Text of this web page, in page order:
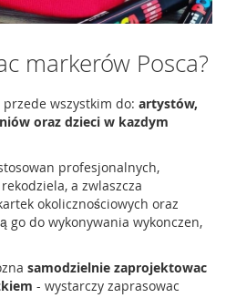
markerów Posca?
wszystkim do: artystów,
oraz dzieci w kazdym
profesjonalnych,
a zwlaszcza
okolicznościowych oraz
go do wykonywania wykonczen,
samodzielnie zaprojektowac
- wystarczy zaprasowac